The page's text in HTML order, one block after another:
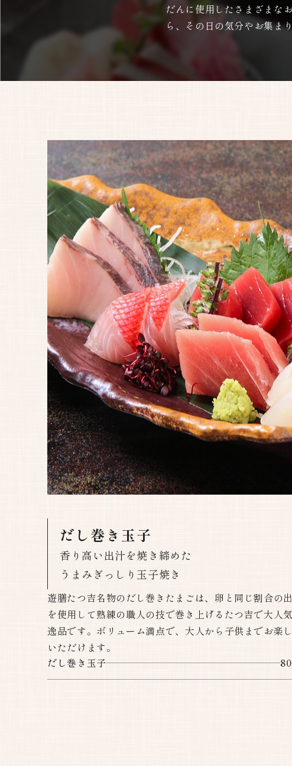
だんに使用したさまざまな
ら、その日の気分やお集ま
だし巻き玉子
香り高い出汁を焼き締めた
うまみぎっしり玉子焼き​​​​​​​
遊膳たつ吉名物のだし巻きたまごは、卵と同じ割合の
を使用して熟練の職人の技で巻き上げるたつ吉で大人
逸品です。ボリューム満点で、大人から子供までお楽
いただけます。
だし巻き玉子